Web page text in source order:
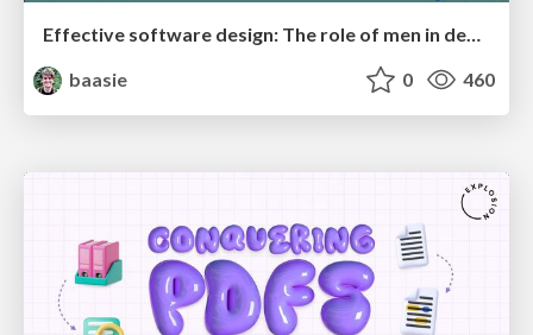
Effective software design: The role of men in debugging patriarchy in IT @ Voxxed Days AMS
baasie
0 460